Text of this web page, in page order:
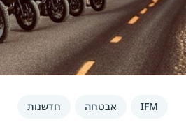
IFM אבטחה חדשנות